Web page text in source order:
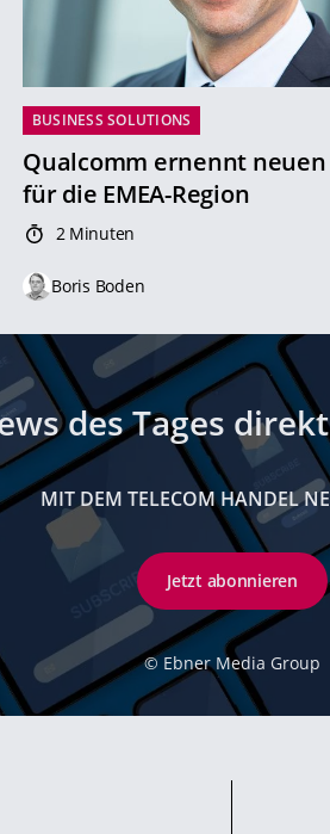
BUSINESS SOLUTIONS
Qualcomm ernennt neuen
für die EMEA-Region
2 Minuten
Boris Boden
des Tages
MIT DEM TELECOM HANDEL
Jetzt abonnieren
© Ebner Media Group